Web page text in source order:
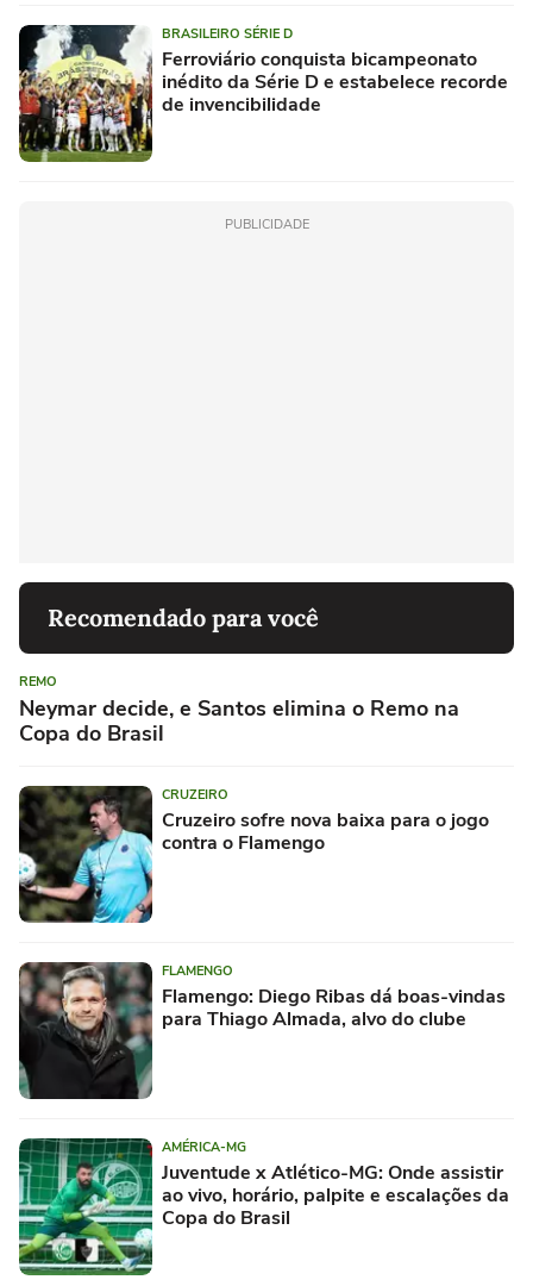
BRASILEIRO SÉRIE D
Ferroviário conquista bicampeonato
inédito da Série D e estabelece recorde
de invencibilidade
PUBLICIDADE
Recomendado para você
REMO
Neymar decide, e Santos elimina o Remo na
Copa do Brasil
CRUZEIRO
Cruzeiro sofre nova baixa para o jogo
contra o Flamengo
FLAMENGO
Flamengo: Diego Ribas dá boas-vindas
para Thiago Almada, alvo do clube
AMÉRICA-MG
Juventude x Atlético-MG: Onde assistir
ao vivo, horário, palpite e escalações da
Copa do Brasil